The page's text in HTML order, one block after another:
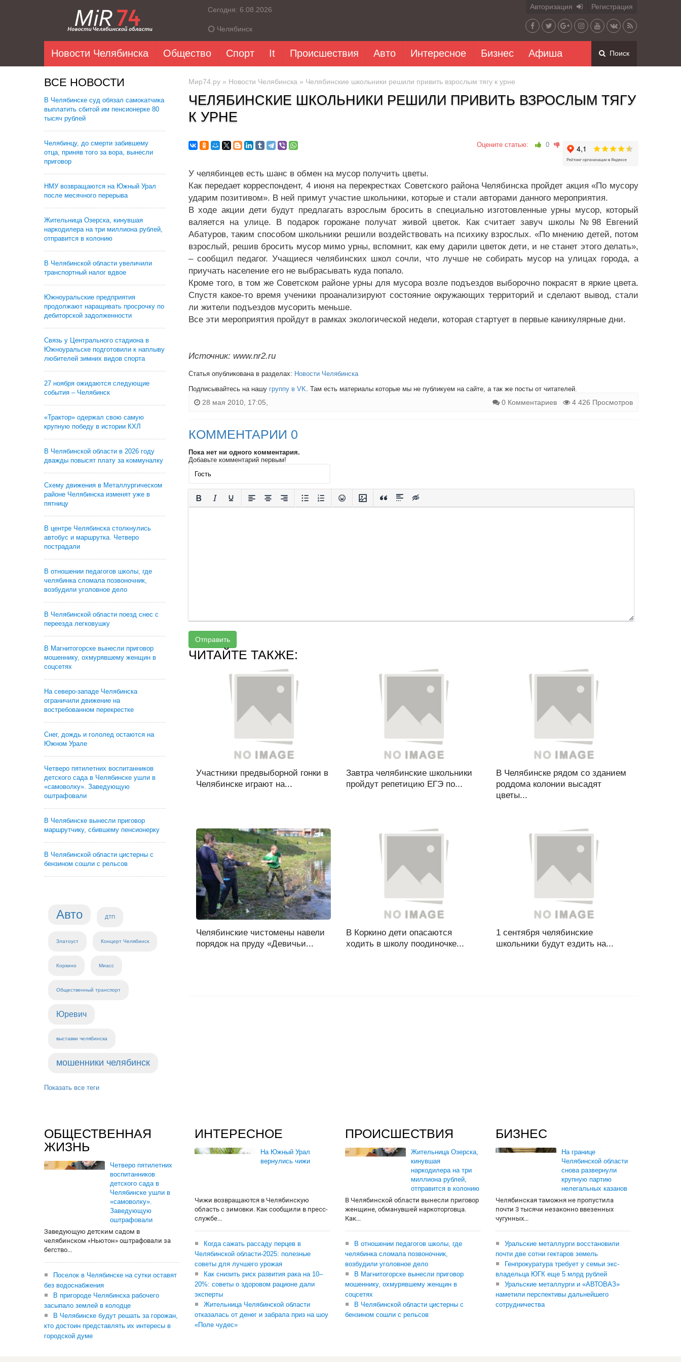
Сегодня: 6.08.2026
Челябинск
Авторизация Регистрация
Новости Челябинска Общество Спорт It Происшествия Авто Интересное Бизнес Афиша Поиск
ВСЕ НОВОСТИ
В Челябинске суд обязал самокатчика
выплатить сбитой им пенсионерке 80
тысяч рублей
Челябинцу, до смерти забившему
отца, приняв того за вора, вынесли
приговор
НМУ возвращаются на Южный Урал
после месячного перерыва
Жительница Озерска, кинувшая
наркодилера на три миллиона рублей,
отправится в колонию
В Челябинской области увеличили
транспортный налог вдвое
Южноуральские предприятия
продолжают наращивать просрочку по
дебиторской задолженности
Связь у Центрального стадиона в
Южноуральске подготовили к наплыву
любителей зимних видов спорта
27 ноября ожидаются следующие
события – Челябинск
«Трактор» одержал свою самую
крупную победу в истории КХЛ
В Челябинской области в 2026 году
дважды повысят плату за коммуналку
Схему движения в Металлургическом
районе Челябинска изменят уже в
пятницу
В центре Челябинска столкнулись
автобус и маршрутка. Четверо
пострадали
В отношении педагогов школы, где
челябинка сломала позвоночник,
возбудили уголовное дело
В Челябинской области поезд снес с
переезда легковушку
В Магнитогорске вынесли приговор
мошеннику, охмурявшему женщин в
соцсетях
На северо-западе Челябинска
ограничили движение на
востребованном перекрестке
Снег, дождь и гололед остаются на
Южном Урале
Четверо пятилетних воспитанников
детского сада в Челябинске ушли в
«самоволку». Заведующую
оштрафовали
В Челябинске вынесли приговор
маршрутчику, сбившему пенсионерку
В Челябинской области цистерны с
бензином сошли с рельсов
Авто ДТП
Златоуст Концерт Челябинск
Коркино Миасс
Общественный транспорт
Юревич
выставки челябинска
мошенники челябинск
Показать все теги
Мир74.ру » Новости Челябинска » Челябинские школьники решили привить взрослым тягу к урне
ЧЕЛЯБИНСКИЕ ШКОЛЬНИКИ РЕШИЛИ ПРИВИТЬ ВЗРОСЛЫМ ТЯГУ
К УРНЕ
Оцените статью: 0
У челябинцев есть шанс в обмен на мусор получить цветы.
Как передает корреспондент, 4 июня на перекрестках Советского района Челябинска пройдет акция «По мусору
ударим позитивом». В ней примут участие школьники, которые и стали авторами данного мероприятия.
В ходе акции дети будут предлагать взрослым бросить в специально изготовленные урны мусор, который
валяется на улице. В подарок горожане получат живой цветок. Как считает завуч школы №98 Евгений
Абатуров, таким способом школьники решили воздействовать на психику взрослых. «По мнению детей, потом
взрослый, решив бросить мусор мимо урны, вспомнит, как ему дарили цветок дети, и не станет этого делать»,
– сообщил педагог. Учащиеся челябинских школ сочли, что лучше не собирать мусор на улицах города, а
приучать население его не выбрасывать куда попало.
Кроме того, в том же Советском районе урны для мусора возле подъездов выборочно покрасят в яркие цвета.
Спустя какое-то время ученики проанализируют состояние окружающих территорий и сделают вывод, стали
ли жители подъездов мусорить меньше.
Все эти мероприятия пройдут в рамках экологической недели, которая стартует в первые каникулярные дни.
Источник: www.nr2.ru
Статья опубликована в разделах: Новости Челябинска
Подписывайтесь на нашу группу в VK. Там есть материалы которые мы не публикуем на сайте, а так же посты от читателей.
28 мая 2010, 17:05, 0 Комментариев 4 426 Просмотров
КОММЕНТАРИИ 0
Пока нет ни одного комментария.
Добавьте комментарий первым!
Отправить
ЧИТАЙТЕ ТАКЖЕ:
Участники предвыборной гонки в
Челябинске играют на...
Завтра челябинские школьники
пройдут репетицию ЕГЭ по...
В Челябинске рядом со зданием
роддома колонии высадят
цветы...
Челябинские чистомены навели
порядок на пруду «Девичьи...
В Коркино дети опасаются
ходить в школу поодиночке...
1 сентября челябинские
школьники будут ездить на...
ОБЩЕСТВЕННАЯ
ЖИЗНЬ
Четверо пятилетних
воспитанников
детского сада в
Челябинске ушли в
«самоволку».
Заведующую
оштрафовали
Заведующую детским садом в
челябинском «Ньютон» оштрафовали за
бегство...
Поселок в Челябинске на сутки оставят
без водоснабжения
В пригороде Челябинска рабочего
засыпало землей в колодце
В Челябинске будут решать за горожан,
кто достоин представлять их интересы в
городской думе
ИНТЕРЕСНОЕ
На Южный Урал
вернулись чижи
Чижи возвращаются в Челябинскую
область с зимовки. Как сообщили в пресс-
службе...
Когда сажать рассаду перцев в
Челябинской области-2025: полезные
советы для лучшего урожая
Как снизить риск развития рака на 10–
20%: советы о здоровом рационе дали
эксперты
Жительница Челябинской области
отказалась от денег и забрала приз на шоу
«Поле чудес»
ПРОИСШЕСТВИЯ
Жительница Озерска,
кинувшая
наркодилера на три
миллиона рублей,
отправится в колонию
В Челябинской области вынесли приговор
женщине, обманувшей наркоторговца.
Как...
В отношении педагогов школы, где
челябинка сломала позвоночник,
возбудили уголовное дело
В Магнитогорске вынесли приговор
мошеннику, охмурявшему женщин в
соцсетях
В Челябинской области цистерны с
бензином сошли с рельсов
БИЗНЕС
На границе
Челябинской области
снова развернули
крупную партию
нелегальных казанов
Челябинская таможня не пропустила
почти 3 тысячи незаконно ввезенных
чугунных...
Уральские металлурги восстановили
почти две сотни гектаров земель
Генпрокуратура требует у семьи экс-
владельца ЮГК еще 5 млрд рублей
Уральские металлурги и «АВТОВАЗ»
наметили перспективы дальнейшего
сотрудничества